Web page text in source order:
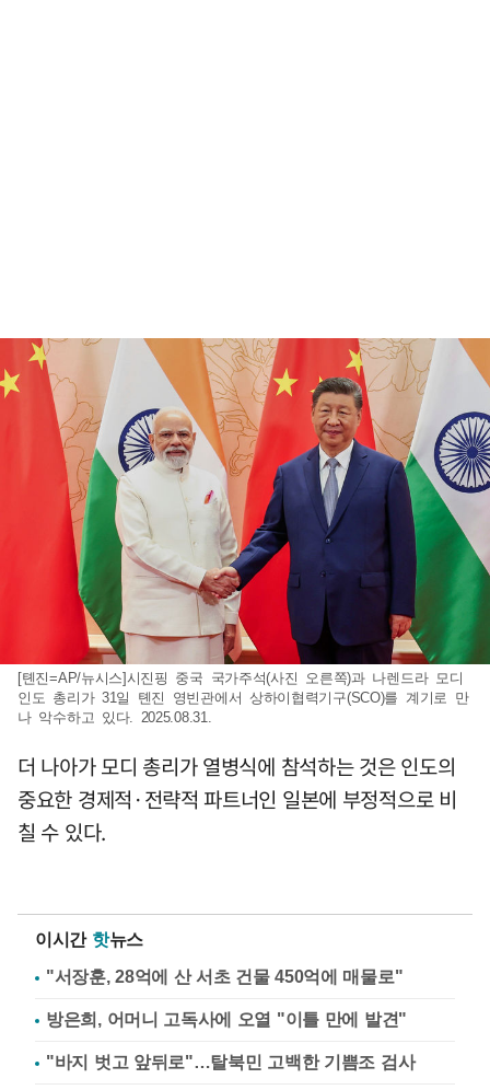
[톈진=AP/뉴시스]시진핑 중국 국가주석(사진 오른쪽)과 나렌드라 모디
인도 총리가 31일 톈진 영빈관에서 상하이협력기구(SCO)를 계기로 만
나 악수하고 있다. 2025.08.31.
더 나아가 모디 총리가 열병식에 참석하는 것은 인도의
중요한 경제적·전략적 파트너인 일본에 부정적으로 비
칠 수 있다.
이시간 핫뉴스
"서장훈, 28억에 산 서초 건물 450억에 매물로"
방은희, 어머니 고독사에 오열 "이틀 만에 발견"
"바지 벗고 앞뒤로"…탈북민 고백한 기쁨조 검사